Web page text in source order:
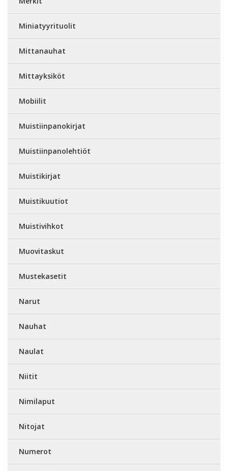
Miniatyyrituolit
Mittanauhat
Mittayksiköt
Mobiilit
Muistiinpanokirjat
Muistiinpanolehtiöt
Muistikirjat
Muistikuutiot
Muistivihkot
Muovitaskut
Mustekasetit
Narut
Nauhat
Naulat
Niitit
Nimilaput
Nitojat
Numerot